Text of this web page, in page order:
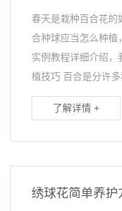
春天是栽种百合花的
合种球应当怎么种植
实例教程详细介绍，
植技巧 百合是分许多
了解详情 +
绣球花简单养护